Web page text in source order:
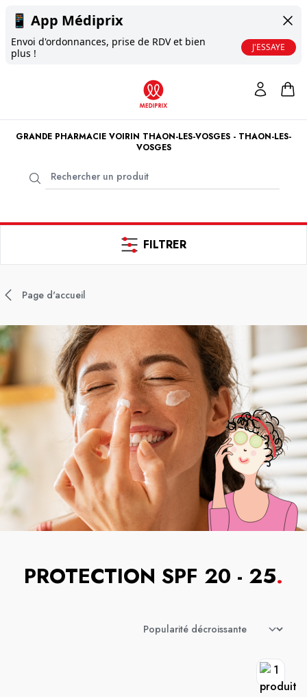
📱 App Médiprix
Envoi d'ordonnances, prise de RDV et bien
plus !
J'ESSAYE
GRANDE PHARMACIE VOIRIN THAON-LES-VOSGES - THAON-LES-
VOSGES
FILTRER
Page d'accueil
PROTECTION SPF 20 - 25.